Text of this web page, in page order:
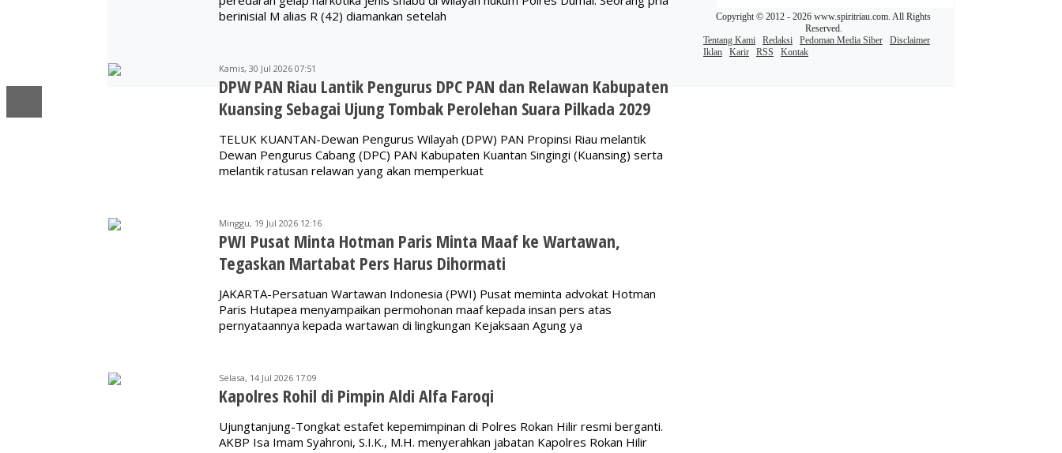
berinisial M alias R (42) diamankan setelah
Kamis, 30 Jul 2026 07:51
DPW PAN Riau Lantik Pengurus DPC PAN dan Relawan Kabupaten
Kuansing Sebagai Ujung Tombak Perolehan Suara Pilkada 2029
TELUK KUANTAN-Dewan Pengurus Wilayah (DPW) PAN Propinsi Riau melantik
Dewan Pengurus Cabang (DPC) PAN Kabupaten Kuantan Singingi (Kuansing) serta
melantik ratusan relawan yang akan memperkuat
Minggu, 19 Jul 2026 12:16
PWI Pusat Minta Hotman Paris Minta Maaf ke Wartawan,
Tegaskan Martabat Pers Harus Dihormati
JAKARTA-Persatuan Wartawan Indonesia (PWI) Pusat meminta advokat Hotman
Paris Hutapea menyampaikan permohonan maaf kepada insan pers atas
pernyataannya kepada wartawan di lingkungan Kejaksaan Agung ya
Selasa, 14 Jul 2026 17:09
Kapolres Rohil di Pimpin Aldi Alfa Faroqi
Ujungtanjung-Tongkat estafet kepemimpinan di Polres Rokan Hilir resmi berganti.
AKBP Isa Imam Syahroni, S.I.K., M.H. menyerahkan jabatan Kapolres Rokan Hilir
Copyright © 2012 - 2026 www.spiritriau.com. All Rights
Reserved.
Tentang Kami
Redaksi Pedoman Media Siber
Disclaimer
Iklan
Karir RSS Kontak